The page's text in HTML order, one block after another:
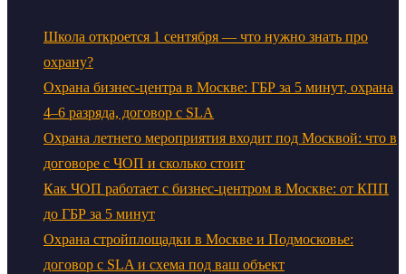
Школа откроется 1 сентября — что нужно знать про
охрану?
Охрана бизнес-центра в Москве: ГБР за 5 минут, охрана
4–6 разряда, договор с SLA
Охрана летнего мероприятия входит под Москвой: что в
договоре с ЧОП и сколько стоит
Как ЧОП работает с бизнес-центром в Москве: от КПП
до ГБР за 5 минут
Охрана стройплощадки в Москве и Подмосковье:
договор с SLA и схема под ваш объект